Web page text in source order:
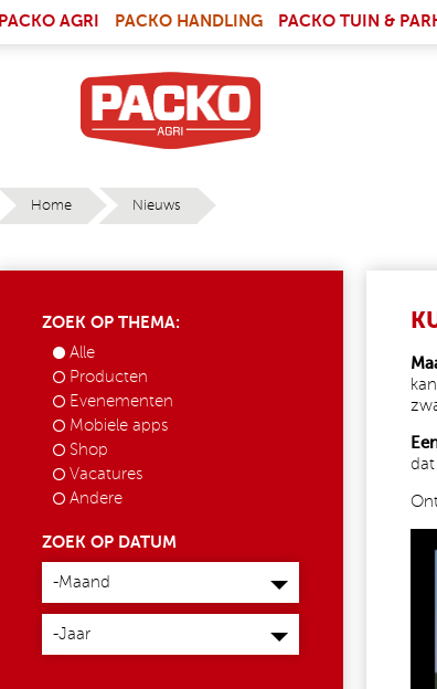
PACKO AGRI
PACKO HANDLING PACKO TUIN &
Home Nieuws
ZOEK OP THEMA:
Alle
Producten
Evenementen
Mobiele apps
Shop
Vacatures
Andere
ZOEK OP DATUM
Maand
-Maand
Jaar
-Jaar
dat